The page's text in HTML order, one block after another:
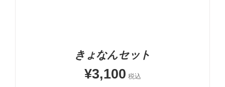
きょなんセット
¥3,100 税込